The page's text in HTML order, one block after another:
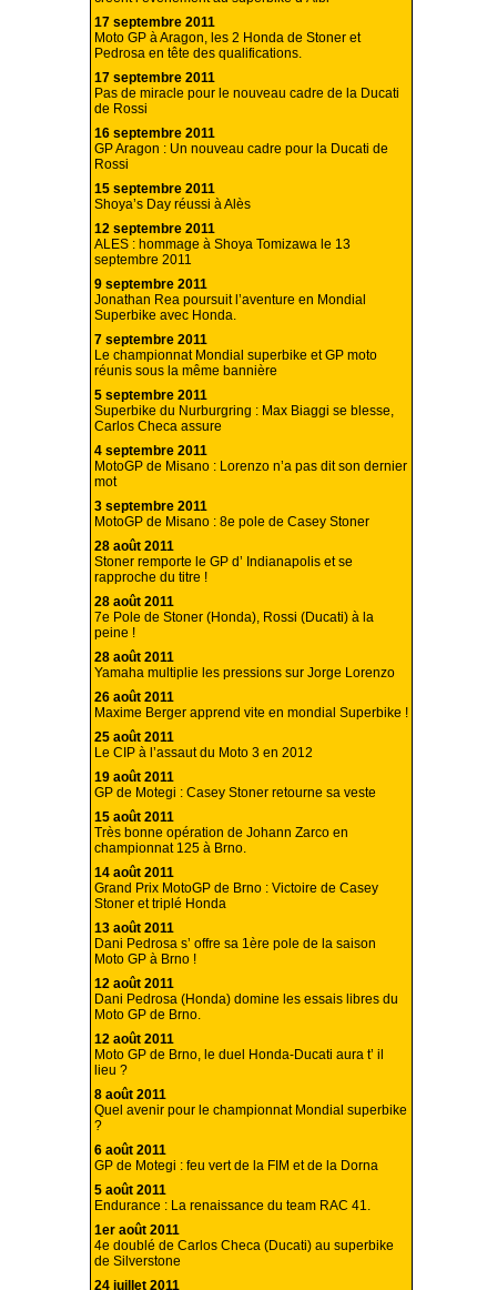
17 septembre 2011
Moto GP à Aragon, les 2 Honda de Stoner et
Pedrosa en tête des qualifications.
17 septembre 2011
Pas de miracle pour le nouveau cadre de la Ducati
de Rossi
16 septembre 2011
GP Aragon : Un nouveau cadre pour la Ducati de
Rossi
15 septembre 2011
Shoya’s Day réussi à Alès
12 septembre 2011
ALES : hommage à Shoya Tomizawa le 13
septembre 2011
9 septembre 2011
Jonathan Rea poursuit l’aventure en Mondial
Superbike avec Honda.
7 septembre 2011
Le championnat Mondial superbike et GP moto
réunis sous la même bannière
5 septembre 2011
Superbike du Nurburgring : Max Biaggi se blesse,
Carlos Checa assure
4 septembre 2011
MotoGP de Misano : Lorenzo n’a pas dit son dernier
mot
3 septembre 2011
MotoGP de Misano : 8e pole de Casey Stoner
28 août 2011
Stoner remporte le GP d’ Indianapolis et se
rapproche du titre !
28 août 2011
7e Pole de Stoner (Honda), Rossi (Ducati) à la
peine !
28 août 2011
Yamaha multiplie les pressions sur Jorge Lorenzo
26 août 2011
Maxime Berger apprend vite en mondial Superbike !
25 août 2011
Le CIP à l’assaut du Moto 3 en 2012
19 août 2011
GP de Motegi : Casey Stoner retourne sa veste
15 août 2011
Très bonne opération de Johann Zarco en
championnat 125 à Brno.
14 août 2011
Grand Prix MotoGP de Brno : Victoire de Casey
Stoner et triplé Honda
13 août 2011
Dani Pedrosa s’ offre sa 1ère pole de la saison
Moto GP à Brno !
12 août 2011
Dani Pedrosa (Honda) domine les essais libres du
Moto GP de Brno.
12 août 2011
Moto GP de Brno, le duel Honda-Ducati aura t’ il
lieu ?
8 août 2011
Quel avenir pour le championnat Mondial superbike
?
6 août 2011
GP de Motegi : feu vert de la FIM et de la Dorna
5 août 2011
Endurance : La renaissance du team RAC 41.
1er août 2011
4e doublé de Carlos Checa (Ducati) au superbike
de Silverstone
24 juillet 2011